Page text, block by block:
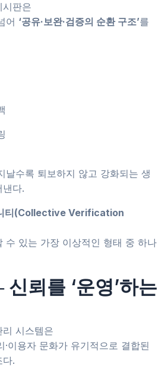
시판은
어 ‘공유·보완·검증의 순환 구조’를
날수록 퇴보하지 않고 강화되는 생
다.
티(Collective Verification
수 있는 가장 이상적인 형태 중 하나
뢰를 ‘운영’하는
시스템은
·이용자 문화가 유기적으로 결합된
다.